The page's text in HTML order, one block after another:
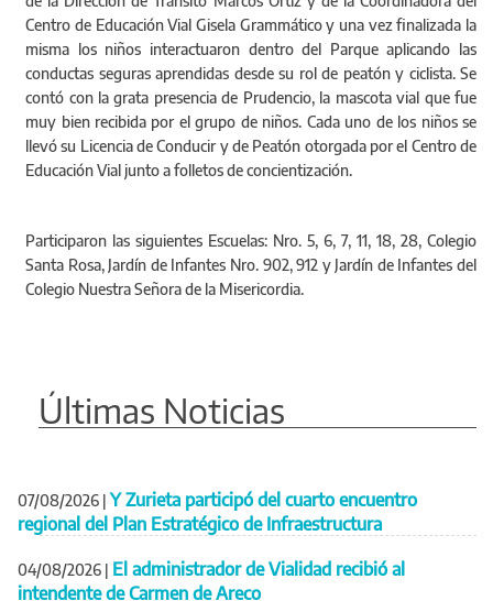
Centro de Educación Vial Gisela Grammático y una vez finalizada la
misma los niños interactuaron dentro del Parque aplicando las
conductas seguras aprendidas desde su rol de peatón y ciclista. Se
contó con la grata presencia de Prudencio, la mascota vial que fue
muy bien recibida por el grupo de niños. Cada uno de los niños se
llevó su Licencia de Conducir y de Peatón otorgada por el Centro de
Educación Vial junto a folletos de concientización.
Participaron las siguientes Escuelas: Nro. 5, 6, 7, 11, 18, 28, Colegio
Santa Rosa, Jardín de Infantes Nro. 902, 912 y Jardín de Infantes del
Colegio Nuestra Señora de la Misericordia.
Últimas Noticias
07/08/2026 | Y Zurieta participó del cuarto encuentro
regional del Plan Estratégico de Infraestructura
04/08/2026 | El administrador de Vialidad recibió al
intendente de Carmen de Areco